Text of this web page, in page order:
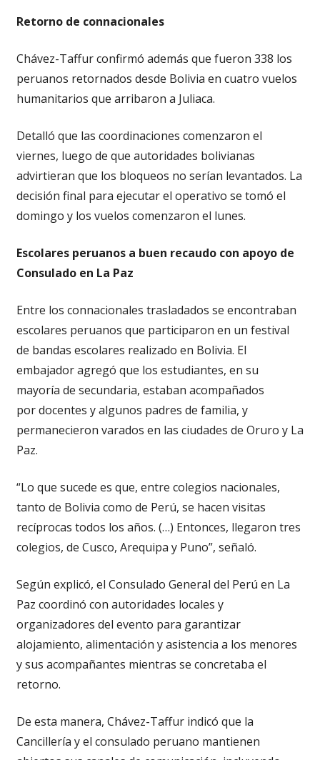
Retorno de connacionales
Chávez-Taffur confirmó además que fueron 338 los
peruanos retornados desde Bolivia en cuatro vuelos
humanitarios que arribaron a Juliaca.
Detalló que las coordinaciones comenzaron el
viernes, luego de que autoridades bolivianas
advirtieran que los bloqueos no serían levantados. La
decisión final para ejecutar el operativo se tomó el
domingo y los vuelos comenzaron el lunes.
Escolares peruanos a buen recaudo con apoyo de
Consulado en La Paz
Entre los connacionales trasladados se encontraban
escolares peruanos que participaron en un festival
de bandas escolares realizado en Bolivia. El
embajador agregó que los estudiantes, en su
mayoría de secundaria, estaban acompañados
por docentes y algunos padres de familia, y
permanecieron varados en las ciudades de Oruro y La
Paz.
“Lo que sucede es que, entre colegios nacionales,
tanto de Bolivia como de Perú, se hacen visitas
recíprocas todos los años. (…) Entonces, llegaron tres
colegios, de Cusco, Arequipa y Puno”, señaló.
Según explicó, el Consulado General del Perú en La
Paz coordinó con autoridades locales y
organizadores del evento para garantizar
alojamiento, alimentación y asistencia a los menores
y sus acompañantes mientras se concretaba el
retorno.
De esta manera, Chávez-Taffur indicó que la
Cancillería y el consulado peruano mantienen